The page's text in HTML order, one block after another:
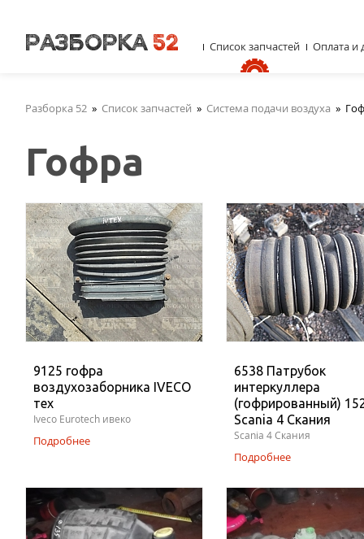
Разборка 52 » Список запчастей » Система подачи воздуха »
Гофра
9125 гофра
воздухозаборника IVECO
тех
Iveco Eurotech ивеко
Подробнее
6538 Патрубок
интеркуллера
(гофрированный)
Scania 4 Скания
Scania 4 Скания
Подробнее
Список запчастей Оплата и